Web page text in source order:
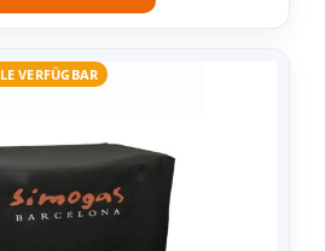
VERFÜGBAR